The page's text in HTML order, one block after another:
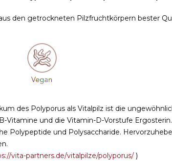
den getrockneten Pilzfruchtkörpern bester
des Polyporus als Vitalpilz ist die
Vitamine und die Vitamin-D-Vorstufe
Polypeptide und Polysaccharide.
vita-partners.de/vitalpilze/polyporus/ )